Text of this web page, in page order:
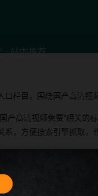
口栏目，围绕国产高清
产高清视频免费”相关
，方便搜索引擎抓取，